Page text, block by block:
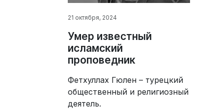
21 октября, 2024
Умер известный
исламский
проповедник
Фетхуллах Гюлен – турецкий
общественный и религиозный
деятель.